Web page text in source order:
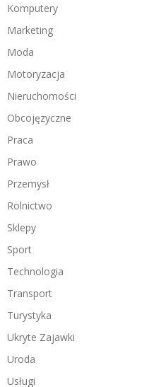
Komputery
Marketing
Moda
Motoryzacja
Nieruchomości
Obcojęzyczne
Praca
Prawo
Przemysł
Rolnictwo
Sklepy
Sport
Technologia
Transport
Turystyka
Ukryte Zajawki
Uroda
Usługi